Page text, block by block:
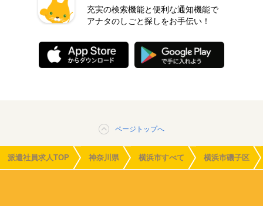
充実の検索機能と便利な通知機能で
アナタのしごと探しをお手伝い！
ページトップへ
派遣社員求人TOP 神奈川県 横浜市すべて 横浜市磯子区